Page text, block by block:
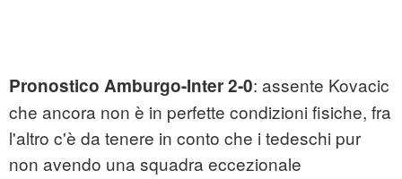
Pronostico Amburgo-Inter 2-0: assente Kovacic
che ancora non è in perfette condizioni fisiche, fra
l'altro c'è da tenere in conto che i tedeschi pur
non avendo una squadra eccezionale